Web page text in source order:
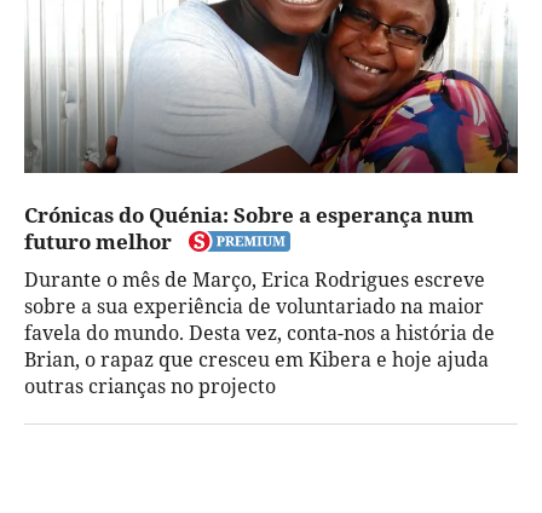
Crónicas do Quénia: Sobre a esperança num
futuro melhor
Durante o mês de Março, Erica Rodrigues escreve
sobre a sua experiência de voluntariado na maior
favela do mundo. Desta vez, conta-nos a história de
Brian, o rapaz que cresceu em Kibera e hoje ajuda
outras crianças no projecto